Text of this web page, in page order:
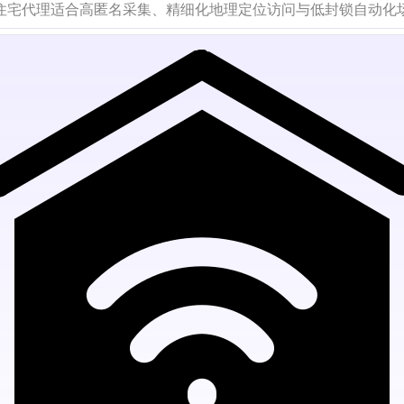
宅代理适合高匿名采集、精细化地理定位访问与低封锁自动化